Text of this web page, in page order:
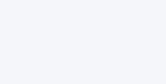
یکی از سبک‌های پرطرفدار و جذاب سبک مدرن است. این سبک در قرن ۲۱
بر سادگی است و فضاها با وسایل